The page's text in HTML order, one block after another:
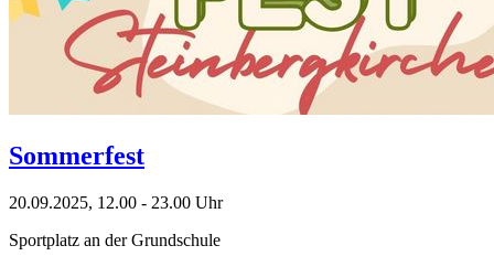
Sommerfest
20.09.2025, 12.00 - 23.00 Uhr
Sportplatz an der Grundschule